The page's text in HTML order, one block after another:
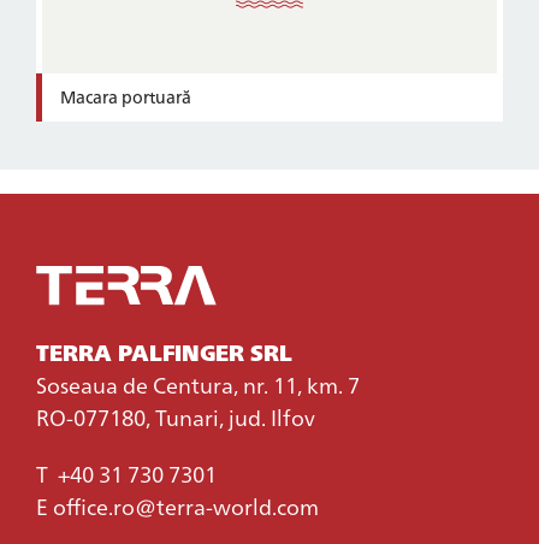
Macara portuară
TERRA PALFINGER SRL
Soseaua de Centura, nr. 11, km. 7
RO-077180, Tunari, jud. Ilfov
T +40 31 730 7301
E office.ro@terra-world.com